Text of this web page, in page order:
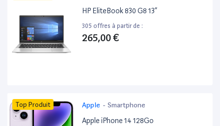
HP EliteBook 830 G8 13”
305 offres à partir de :
265,00 €
Top Produit Apple - Smartphone
Apple iPhone 14 128Go